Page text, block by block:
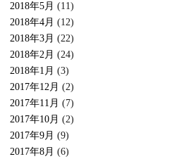
2018年5月 (11)
2018年4月 (12)
2018年3月 (22)
2018年2月 (24)
2018年1月 (3)
2017年12月 (2)
2017年11月 (7)
2017年10月 (2)
2017年9月 (9)
2017年8月 (6)